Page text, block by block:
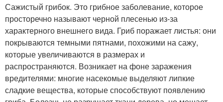
Сажистый грибок. Это грибное заболевание, которое
просторечно называют черной плесенью из-за
характерного внешнего вида. Гриб поражает листья: они
покрываются темными пятнами, похожими на сажу,
которые увеличиваются в размерах и
распространяются. Возникает на фоне заражения
вредителями: многие насекомые выделяют липкие
сладкие вещества, которые способствуют появлению